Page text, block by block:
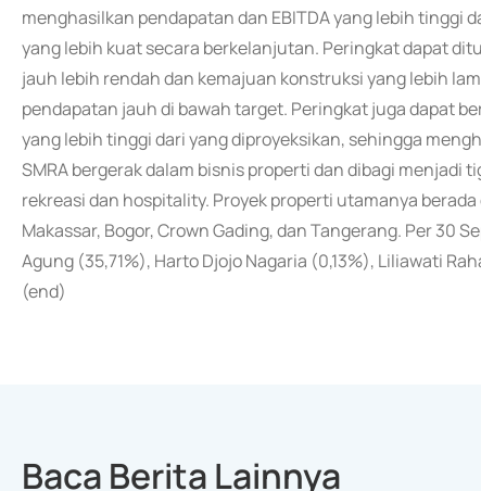
menghasilkan pendapatan dan EBITDA yang lebih tinggi
yang lebih kuat secara berkelanjutan. Peringkat dapat
jauh lebih rendah dan kemajuan konstruksi yang lebih
pendapatan jauh di bawah target. Peringkat juga dapat
yang lebih tinggi dari yang diproyeksikan, sehingga
SMRA bergerak dalam bisnis properti dan dibagi
rekreasi dan hospitality. Proyek properti utamanya
Makassar, Bogor, Crown Gading, dan Tangerang. Per 30
Agung (35,71%), Harto Djojo Nagaria (0,13%), Liliawati
(end)
Baca Berita Lainnya